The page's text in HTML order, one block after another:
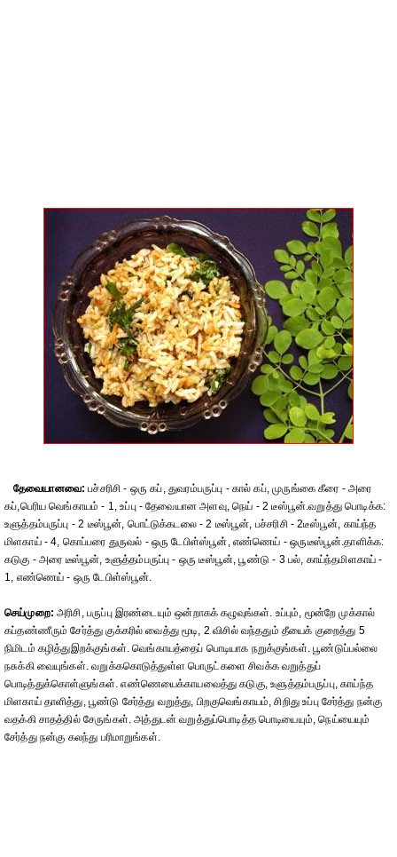
தேவையானவை: பச்சரிசி - ஒரு கப், துவரம்பருப்பு - கால் கப், முருங்கை கீரை - அரை
கப்,பெரிய வெங்காயம் - 1, உப்பு - தேவையான அளவு, நெய் - 2 டீஸ்பூன்.வறுத்து பொடிக்க:
உளுத்தம்பருப்பு - 2 டீஸ்பூன், பொட்டுக்கடலை - 2 டீஸ்பூன், பச்சரிசி - 2டீஸ்பூன், காய்ந்த
மிளகாய் - 4, கொப்பரை துருவல் - ஒரு டேபிள்ஸ்பூன், எண்ணெய் - ஒருடீஸ்பூன்.தாளிக்க:
கடுகு - அரை டீஸ்பூன், உளுத்தம்பருப்பு - ஒரு டீஸ்பூன், பூண்டு - 3 பல், காய்ந்தமிளகாய் -
1, எண்ணெய் - ஒரு டேபிள்ஸ்பூன்.
செய்முறை: அரிசி, பருப்பு இரண்டையும் ஒன்றாகக் கழுவுங்கள். உப்பும், மூன்றே முக்கால்
கப்தண்ணீரும் சேர்த்து குக்கரில் வைத்து மூடி, 2 விசில் வந்ததும் தீயைக் குறைத்து 5
நிமிடம் கழித்துஇறக்குங்கள். வெங்காயத்தைப் பொடியாக நறுக்குங்கள். பூண்டுப்பல்லை
நசுக்கி வையுங்கள். வறுக்ககொடுத்துள்ள பொருட்களை சிவக்க வறுத்துப்
பொடித்துக்கொள்ளுங்கள். எண்ணெயைக்காயவைத்து கடுகு, உளுத்தம்பருப்பு, காய்ந்த
மிளகாய் தாளித்து, பூண்டு சேர்த்து வறுத்து, பிறகுவெங்காயம், சிறிது உப்பு சேர்த்து நன்கு
வதக்கி சாதத்தில் சேருங்கள். அத்துடன் வறுத்துப்பொடித்த பொடியையும், நெய்யையும்
சேர்த்து நன்கு கலந்து பரிமாறுங்கள்.